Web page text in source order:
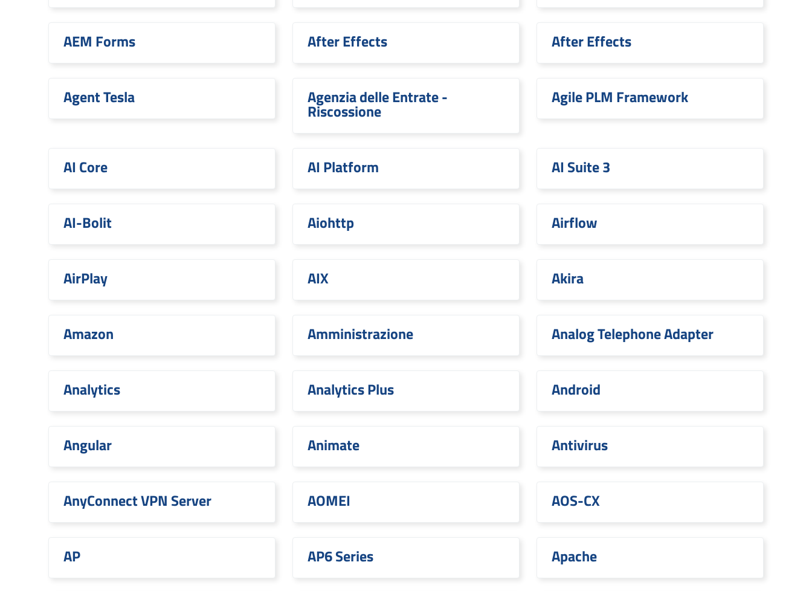
AEM Forms After Effects After Effects
Agent Tesla Agenzia delle Entrate -
Riscossione
Agile PLM Framework
AI Core AI Platform AI Suite 3
AI-Bolit Aiohttp Airflow
AirPlay AIX Akira
Amazon Amministrazione Analog Telephone Adapter
Analytics Analytics Plus Android
Angular Animate Antivirus
AnyConnect VPN Server AOMEI AOS-CX
AP AP6 Series Apache